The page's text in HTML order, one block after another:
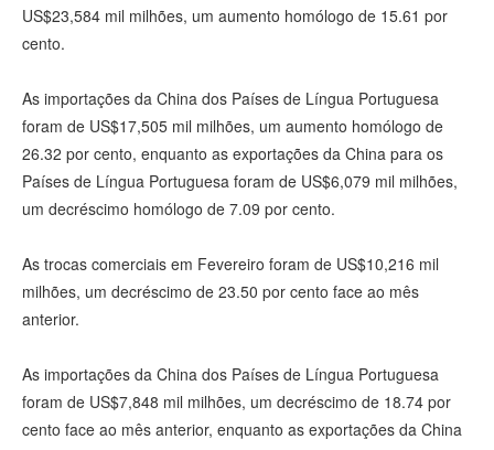
US$23,584 mil milhões, um aumento homólogo de 15.61 por
cento.
As importações da China dos Países de Língua Portuguesa
foram de US$17,505 mil milhões, um aumento homólogo de
26.32 por cento, enquanto as exportações da China para os
Países de Língua Portuguesa foram de US$6,079 mil milhões,
um decréscimo homólogo de 7.09 por cento.
As trocas comerciais em Fevereiro foram de US$10,216 mil
milhões, um decréscimo de 23.50 por cento face ao mês
anterior.
As importações da China dos Países de Língua Portuguesa
foram de US$7,848 mil milhões, um decréscimo de 18.74 por
cento face ao mês anterior, enquanto as exportações da China